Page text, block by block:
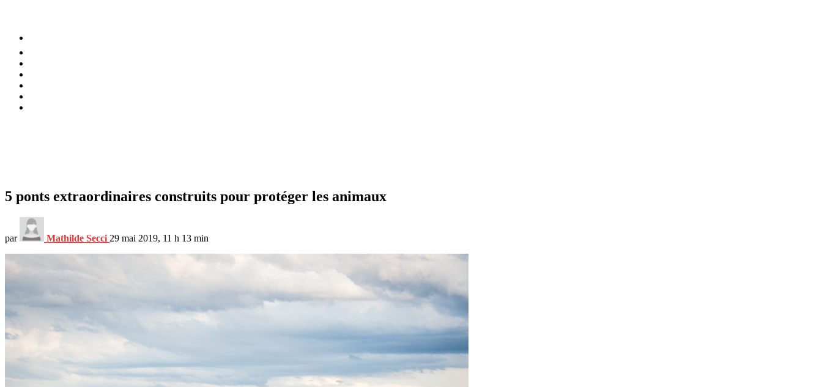
5 ponts extraordinaires construits pour protéger les animaux
par Mathilde Secci 29 mai 2019, 11 h 13 min